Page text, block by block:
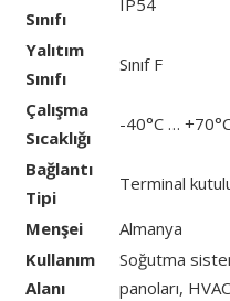
Sınıfı
IP54
Yalıtım
Sınıfı
Sınıf F
Çalışma
Sıcaklığı
-40°C …
Bağlantı
Tipi
Terminal
Menşei
Almanya
Kullanım
Alanı
Soğutma
panoları,